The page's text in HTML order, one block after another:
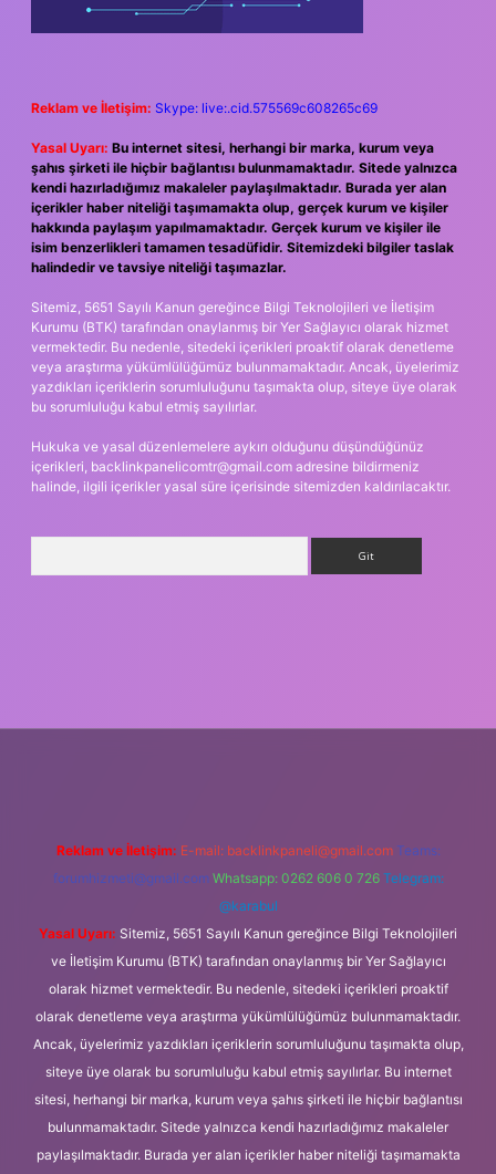
Reklam ve İletişim: Skype: live:.cid.575569c608265c69
Yasal Uyarı: Bu internet sitesi, herhangi bir marka, kurum veya
şahıs şirketi ile hiçbir bağlantısı bulunmamaktadır. Sitede yalnızca
kendi hazırladığımız makaleler paylaşılmaktadır. Burada yer alan
içerikler haber niteliği taşımamakta olup, gerçek kurum ve kişiler
hakkında paylaşım yapılmamaktadır. Gerçek kurum ve kişiler ile
isim benzerlikleri tamamen tesadüfidir. Sitemizdeki bilgiler taslak
halindedir ve tavsiye niteliği taşımazlar.
Sitemiz, 5651 Sayılı Kanun gereğince Bilgi Teknolojileri ve İletişim
Kurumu (BTK) tarafından onaylanmış bir Yer Sağlayıcı olarak hizmet
vermektedir. Bu nedenle, sitedeki içerikleri proaktif olarak denetleme
veya araştırma yükümlülüğümüz bulunmamaktadır. Ancak, üyelerimiz
yazdıkları içeriklerin sorumluluğunu taşımakta olup, siteye üye olarak
bu sorumluluğu kabul etmiş sayılırlar.
Hukuka ve yasal düzenlemelere aykırı olduğunu düşündüğünüz
içerikleri, backlinkpanelicomtr@gmail.com adresine bildirmeniz
halinde, ilgili içerikler yasal süre içerisinde sitemizden kaldırılacaktır.
Reklam ve İletişim: E-mail: backlinkpaneli@gmail.com Teams:
forumhizmeti@gmail.com Whatsapp: 0262 606 0 726 Telegram:
@karabul
Yasal Uyarı: Sitemiz, 5651 Sayılı Kanun gereğince Bilgi Teknolojileri
ve İletişim Kurumu (BTK) tarafından onaylanmış bir Yer Sağlayıcı
olarak hizmet vermektedir. Bu nedenle, sitedeki içerikleri proaktif
olarak denetleme veya araştırma yükümlülüğümüz bulunmamaktadır.
Ancak, üyelerimiz yazdıkları içeriklerin sorumluluğunu taşımakta olup,
siteye üye olarak bu sorumluluğu kabul etmiş sayılırlar. Bu internet
sitesi, herhangi bir marka, kurum veya şahıs şirketi ile hiçbir bağlantısı
bulunmamaktadır. Sitede yalnızca kendi hazırladığımız makaleler
paylaşılmaktadır. Burada yer alan içerikler haber niteliği taşımamakta